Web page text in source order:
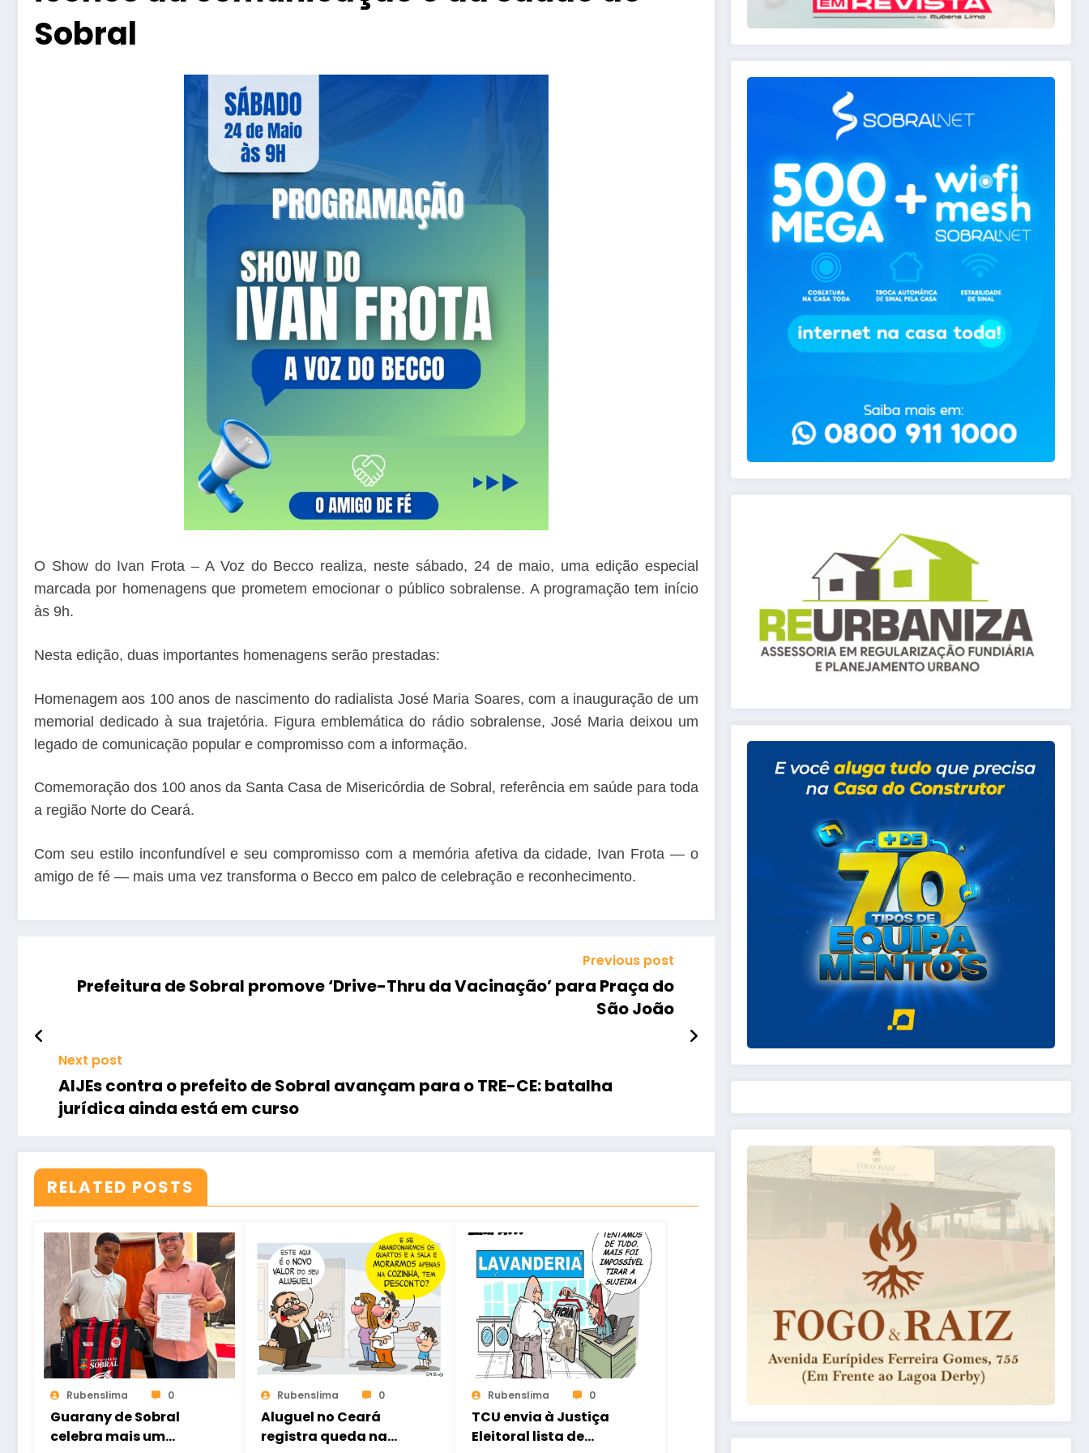
Sobral
O Show do Ivan Frota – A Voz do Becco realiza, neste sábado, 24 de maio, uma edição especial
marcada por homenagens que prometem emocionar o público sobralense. A programação tem início
às 9h.
Nesta edição, duas importantes homenagens serão prestadas:
Homenagem aos 100 anos de nascimento do radialista José Maria Soares, com a inauguração de um
memorial dedicado à sua trajetória. Figura emblemática do rádio sobralense, José Maria deixou um
legado de comunicação popular e compromisso com a informação.
Comemoração dos 100 anos da Santa Casa de Misericórdia de Sobral, referência em saúde para toda
a região Norte do Ceará.
Com seu estilo inconfundível e seu compromisso com a memória afetiva da cidade, Ivan Frota — o
amigo de fé — mais uma vez transforma o Becco em palco de celebração e reconhecimento.
Previous post
Prefeitura de Sobral promove ‘Drive-Thru da Vacinação’ para Praça do
São João
Next post
AIJEs contra o prefeito de Sobral avançam para o TRE-CE: batalha
jurídica ainda está em curso
RELATED POSTS
Rubenslima 0
Guarany de Sobral
celebra mais um
Rubenslima 0
Aluguel no Ceará
registra queda na
Rubenslima 0
TCU envia à Justiça
Eleitoral lista de